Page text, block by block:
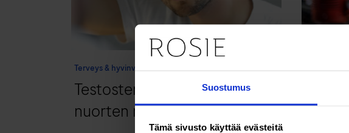
Suostumus
Tämä sivusto käyttää evästeitä
Terveys & hyvinvointi
Testosteronivaje on myös
nuorten miesten vaiva